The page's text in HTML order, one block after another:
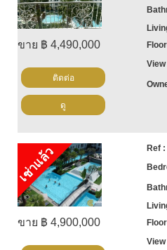
ขาย ฿ 4,490,000
ติดต่อ
ดู
เช่าแล้ว
ขาย ฿ 4,900,000